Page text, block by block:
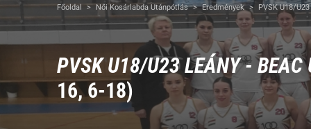
Létesítményeink
Dokumentumok
Sportolj nálunk
Nyári Táboraink
Archívum
Sports Together 2026/27
PVSK Taekwondo Tigers
Tájékozódási Futó Szakosztály
Főoldal > Női Kosárlabda Utánpótlás > Eredmények > PVSK U18/
PVSK U18/U23 LEÁNY -
16, 6-18)